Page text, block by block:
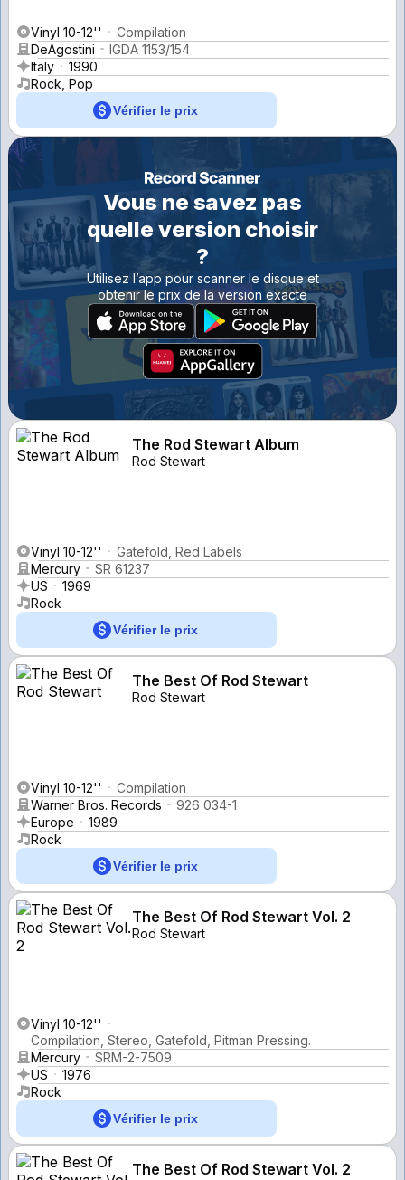
Vinyl 10-12''
Compilation
DeAgostini
IGDA 1153/154
Italy
1990
Rock, Pop
Vérifier le prix
Vous ne savez pas
quelle version choisir
?
Utilisez l’app pour scanner le disque et
obtenir le prix de la version exacte
The Rod Stewart Album
Rod Stewart
Vinyl 10-12''
Gatefold, Red Labels
Mercury
SR 61237
US
1969
Rock
Vérifier le prix
The Best Of Rod Stewart
Rod Stewart
Vinyl 10-12''
Compilation
Warner Bros. Records
926 034-1
Europe
1989
Rock
Vérifier le prix
The Best Of Rod Stewart Vol. 2
Rod Stewart
Vinyl 10-12''
Compilation, Stereo, Gatefold, Pitman Pressing.
Mercury
SRM-2-7509
US
1976
Rock
Vérifier le prix
The Best Of Rod Stewart Vol. 2